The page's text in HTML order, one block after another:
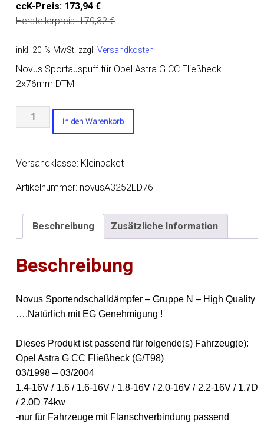
ccK-Preis: 173,94€
Herstellerpreis:179,32€
inkl. 20 % MwSt. zzgl.Versandkosten
Novus Sportauspuff für Opel Astra G CC Fließheck
2x76mm DTM
Novus
Sportauspuff
Opel
G
Fließheck
2x76mm
Menge
In den Warenkorb
Versandklasse: Kleinpaket
Artikelnummer: novusA3252ED76
Beschreibung Zusätzliche Information
Beschreibung
Novus Sportendschalldämpfer – Gruppe N – High Quality
….Natürlich mit EG Genehmigung !
Dieses Produkt ist passend für folgende(s) Fahrzeug(e):
Opel Astra G CC Fließheck (G/T98)
03/1998 – 03/2004
1.4-16V / 1.6 / 1.6-16V / 1.8-16V / 2.0-16V / 2.2-16V / 1.7D
/ 2.0D 74kw
-nur für Fahrzeuge mit Flanschverbindung passend